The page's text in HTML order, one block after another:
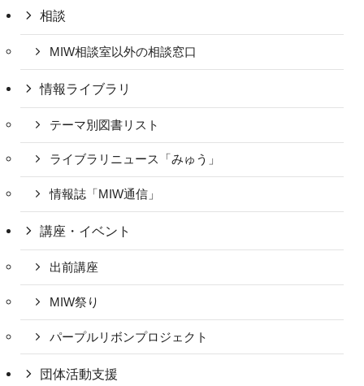
相談
MIW相談室以外の相談窓口
情報ライブラリ
テーマ別図書リスト
ライブラリニュース「みゅう」
情報誌「MIW通信」
講座・イベント
出前講座
MIW祭り
パープルリボンプロジェクト
団体活動支援